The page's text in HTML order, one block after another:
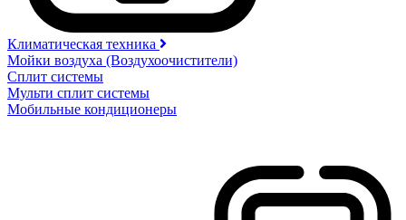
Климатическая техника
Мойки воздуха (Воздухоочистители)
Сплит системы
Мульти сплит системы
Мобильные кондиционеры